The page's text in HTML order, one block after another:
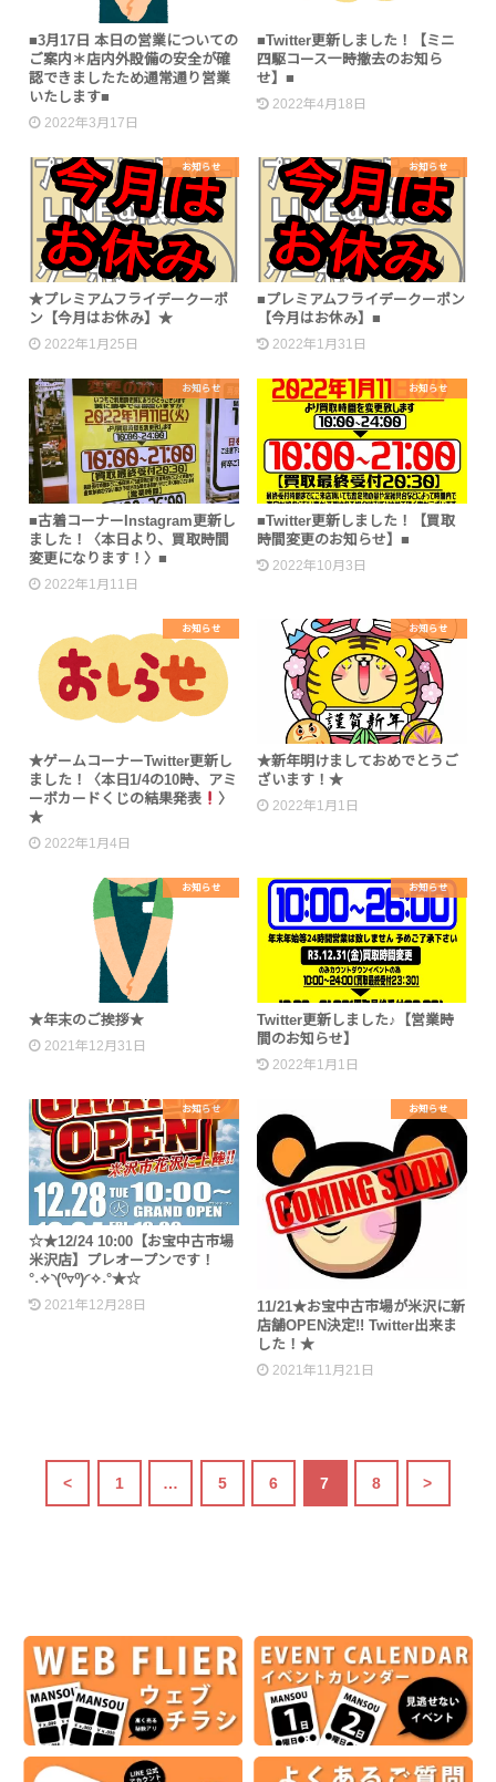
■3月17日 本日の営業についての
ご案内＊店内外設備の安全が確
認できましたため通常通り営業
いたします■
2022年3月17日
■Twitter更新しました！【ミニ
四駆コース一時撤去のお知ら
せ】■
2022年4月18日
お知らせ
★プレミアムフライデークーポ
ン【今月はお休み】★
2022年1月25日
お知らせ
■プレミアムフライデークーポン
【今月はお休み】■
2022年1月31日
お知らせ
■古着コーナーInstagram更新し
ました！〈本日より、買取時間
変更になります！〉■
2022年1月11日
お知らせ
■Twitter更新しました！【買取
時間変更のお知らせ】■
2022年10月3日
お知らせ
★ゲームコーナーTwitter更新し
ました！〈本日1/4の10時、アミ
ーボカードくじの結果発表
〉
★
2022年1月4日
お知らせ
★新年明けましておめでとうご
ざいます！★
2022年1月1日
お知らせ
★年末のご挨拶★
2021年12月31日
お知らせ
Twitter更新しました♪【営業時
間のお知らせ】
2022年1月1日
お知らせ
☆★12/24 10:00【お宝中古市場
米沢店】プレオープンです！
°˖✧◝(⁰▿⁰)◜✧˖°★☆
2021年12月28日
お知らせ
11/21★お宝中古市場が米沢に新
店舗OPEN決定!! Twitter出来ま
した！★
2021年11月21日
< 1 … 5 6 7 8 >